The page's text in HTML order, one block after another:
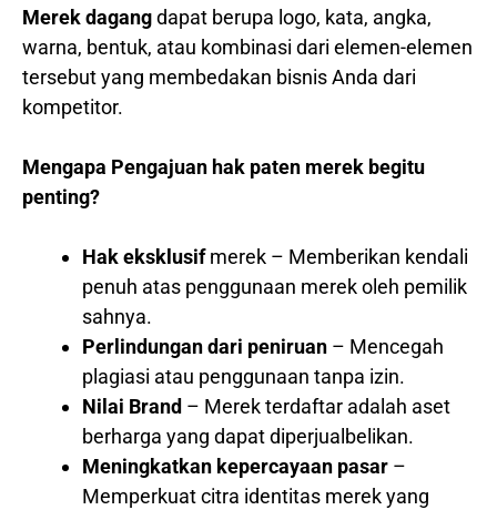
Merek dagangdapat berupa logo, kata, angka,
warna, bentuk, atau kombinasi dari elemen-elemen
tersebut yang membedakan bisnis Anda dari
kompetitor.
Mengapa Pengajuan hak paten merek begitu
penting?
Hak eksklusifmerek – Memberikan kendali
penuh atas penggunaan merek oleh pemilik
sahnya.
Perlindungan dari peniruan – Mencegah
plagiasi atau penggunaan tanpa izin.
Nilai Brand – Merek terdaftar adalah aset
berharga yang dapat diperjualbelikan.
Meningkatkan kepercayaan pasar –
Memperkuat citra identitas merek yang